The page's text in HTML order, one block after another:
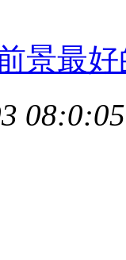
景最
08:0:05